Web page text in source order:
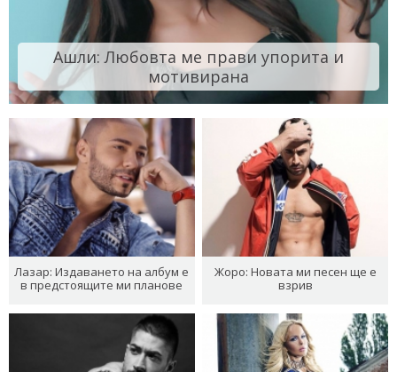
Ашли: Любовта ме прави упорита и
мотивирана
Лазар: Издаването на албум е
в предстоящите ми планове
Жоро: Новата ми песен ще е
взрив